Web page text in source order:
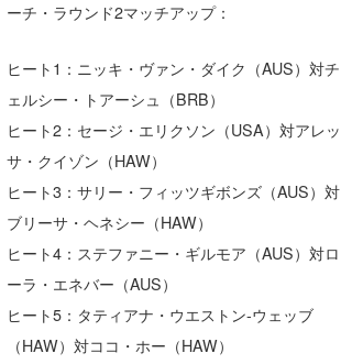
ーチ・ラウンド2マッチアップ：
ヒート1：ニッキ・ヴァン・ダイク（AUS）対チ
ェルシー・トアーシュ（BRB）
ヒート2：セージ・エリクソン（USA）対アレッ
サ・クイゾン（HAW）
ヒート3：サリー・フィッツギボンズ（AUS）対
ブリーサ・ヘネシー（HAW）
ヒート4：ステファニー・ギルモア（AUS）対ロ
ーラ・エネバー（AUS）
ヒート5：タティアナ・ウエストン-ウェッブ
（HAW）対ココ・ホー（HAW）